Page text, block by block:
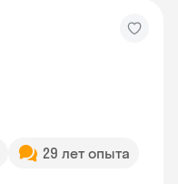
29 лет опыта